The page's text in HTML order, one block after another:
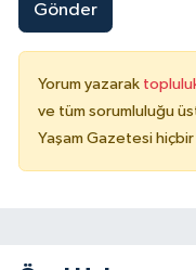
Gönder
Yorum yazarak topluluk
ve tüm sorumluluğu
Yaşam Gazetesi